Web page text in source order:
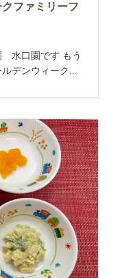
ファミリーフ
水口園です もう
デンウィーク...